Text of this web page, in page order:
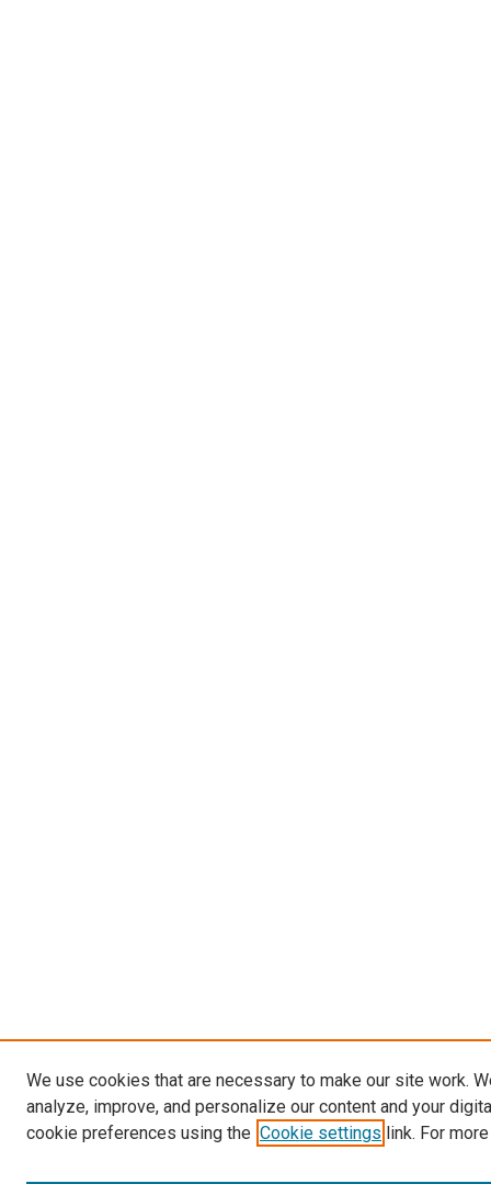
We use cookies that are necessary to make our site work.
analyze, improve, and personalize our content and your
cookie preferences using the Cookie settings link. For